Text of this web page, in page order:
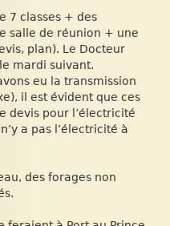
7 classes + des
salle de réunion + une
plan). Le Docteur
mardi suivant.
eu la transmission
il est évident que ces
devis pour l’électricité
a pas l’électricité à
des forages non